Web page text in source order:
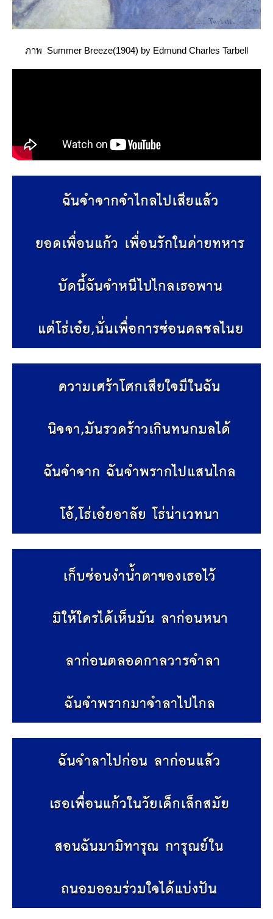
ภาพ Summer Breeze(1904) by Edmund Charles Tarbell